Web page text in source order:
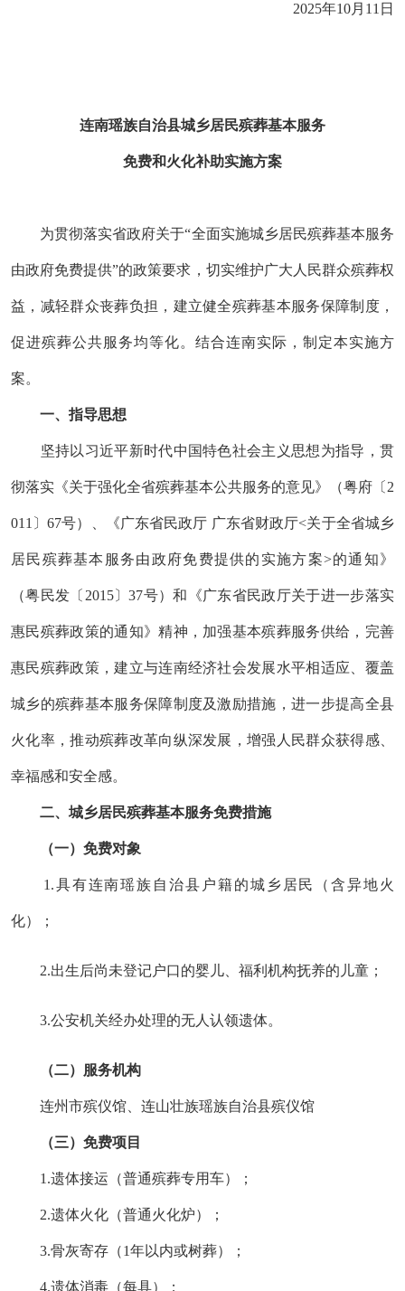
2025年10月11日
连南瑶族自治县城乡居民殡葬基本服务
免费和火化补助实施方案
为贯彻落实省政府关于“全面实施城乡居民殡葬基本服务
由政府免费提供”的政策要求 ，切实维护广大人民群众殡葬权
益， 减轻群众丧葬负担， 建立健全殡葬基本服务保障制度，
促进殡葬公共服务均等化。 结合连南实际，制定本实施方
案。
一、指导思想
坚持以习近平新时代中国特色社会主义思想为指导，贯
彻落实《关于强化全省殡葬基本公共服务的意见》 （粤府〔 2
011〕67号） 、《广东省民政厅 广东省财政厅<关于全省城乡
居民殡葬基本服务由政府免费提供的实施方案>的通知》
（粤民发〔2015〕37号）和《广东省民政厅关于进一步落实
惠民殡葬政策的通知》精神，加强基本殡葬服务供给，完善
惠民殡葬政策，建立与连南经济社会发展水平相适应、覆盖
城乡的殡葬基本服务保障制度及激励措施，进一步提高全县
火化率，推动殡葬改革向纵深发展，增强人民群众获得感、
幸福感和安全感。
二、 城乡居民殡葬基本服务免费措施
（一） 免费对象
1.具有连南瑶族自治县户籍的城乡居民（含异地火
化） ；
2.出生后尚未登记户口的婴儿、福利机构抚养的儿童；
3.公安机关经办处理的无人认领遗体。
（二）服务机构
连州市殡仪馆、连山壮族瑶族自治县殡仪馆
（三） 免费项目
1 .遗体接运（普通殡葬专用车）；
2.遗体火化（普通火化炉）；
3.骨灰寄存（1年以内或树葬） ；
4.遗体消毒（每具）；